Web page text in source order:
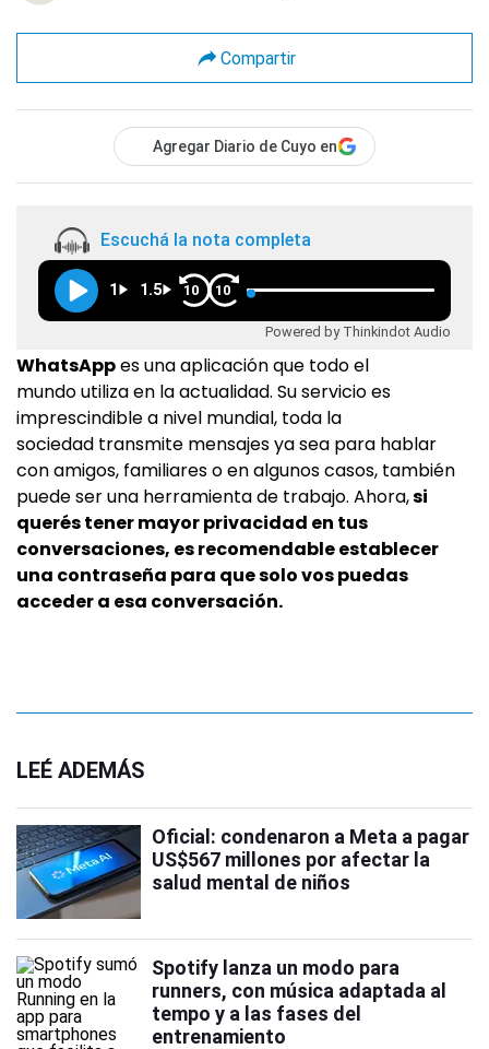
Compartir
Agregar Diario de Cuyo en
Escuchá la nota completa
1 1.5 10 10
Powered by Thinkindot Audio
WhatsAppes una aplicación que todo el
mundo utiliza en la actualidad. Su servicio es
imprescindible a nivel mundial, toda la
sociedad transmite mensajes ya sea para hablar
con amigos, familiares o en algunos casos, también
puede ser una herramienta de trabajo. Ahora,si
querés tener mayor privacidad en tus
conversaciones, es recomendable establecer
una contraseña para que solo vos puedas
acceder a esa conversación.
LEÉ ADEMÁS
Oficial: condenaron a Meta a pagar
US$567 millones por afectar la
salud mental de niños
Spotify lanza un modo para
runners, con música adaptada al
tempo y a las fases del
entrenamiento